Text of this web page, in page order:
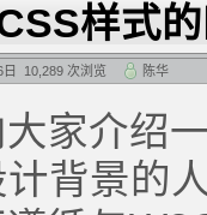
样式
日 10,289 次浏览 陈华
家介绍
背景的